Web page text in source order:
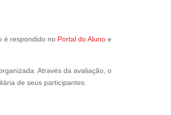
é respondido no Portal do Aluno e
Através da avaliação, o
de seus participantes.